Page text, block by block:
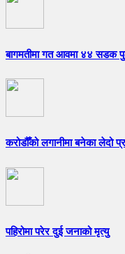
बागमतीमा गत आवमा ४४ सडक
करोडौँको लगानीमा बनेका लेदो
पहिरोमा परेर दुई जनाको मृत्यु